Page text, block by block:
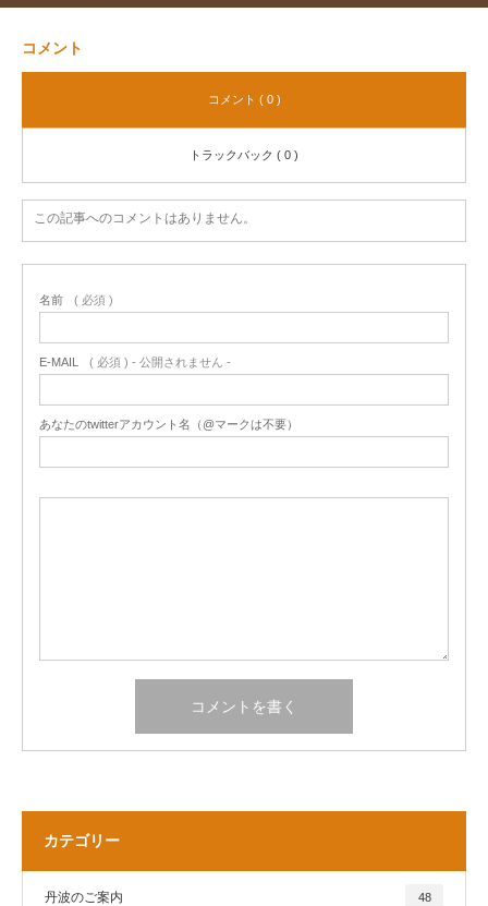
コメント
コメント ( 0 )
トラックバック ( 0 )
この記事へのコメントはありません。
名前 ( 必須 )
E-MAIL ( 必須 ) - 公開されません -
あなたのtwitterアカウント名（@マークは不要）
カテゴリー
丹波のご案内 48